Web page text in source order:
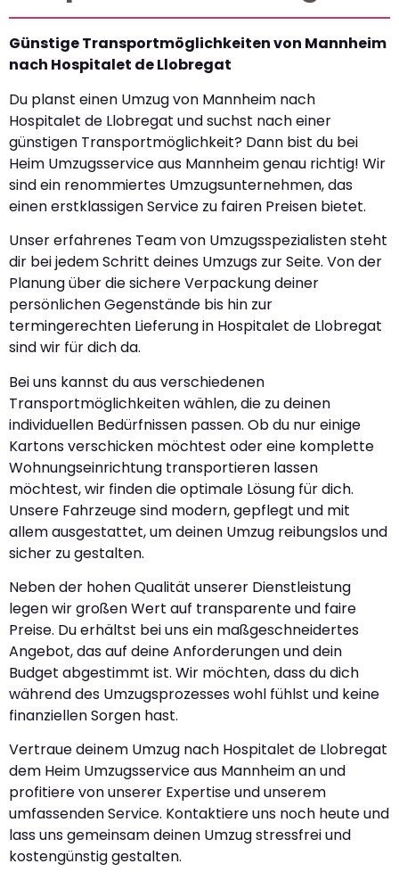
Günstige Transportmöglichkeiten von Mannheim
nach Hospitalet de Llobregat
Du planst einen Umzug von Mannheim nach
Hospitalet de Llobregat und suchst nach einer
günstigen Transportmöglichkeit? Dann bist du bei
Heim Umzugsservice aus Mannheim genau richtig! Wir
sind ein renommiertes Umzugsunternehmen, das
einen erstklassigen Service zu fairen Preisen bietet.
Unser erfahrenes Team von Umzugsspezialisten steht
dir bei jedem Schritt deines Umzugs zur Seite. Von der
Planung über die sichere Verpackung deiner
persönlichen Gegenstände bis hin zur
termingerechten Lieferung in Hospitalet de Llobregat
sind wir für dich da.
Bei uns kannst du aus verschiedenen
Transportmöglichkeiten wählen, die zu deinen
individuellen Bedürfnissen passen. Ob du nur einige
Kartons verschicken möchtest oder eine komplette
Wohnungseinrichtung transportieren lassen
möchtest, wir finden die optimale Lösung für dich.
Unsere Fahrzeuge sind modern, gepflegt und mit
allem ausgestattet, um deinen Umzug reibungslos und
sicher zu gestalten.
Neben der hohen Qualität unserer Dienstleistung
legen wir großen Wert auf transparente und faire
Preise. Du erhältst bei uns ein maßgeschneidertes
Angebot, das auf deine Anforderungen und dein
Budget abgestimmt ist. Wir möchten, dass du dich
während des Umzugsprozesses wohl fühlst und keine
finanziellen Sorgen hast.
Vertraue deinem Umzug nach Hospitalet de Llobregat
dem Heim Umzugsservice aus Mannheim an und
profitiere von unserer Expertise und unserem
umfassenden Service. Kontaktiere uns noch heute und
lass uns gemeinsam deinen Umzug stressfrei und
kostengünstig gestalten.